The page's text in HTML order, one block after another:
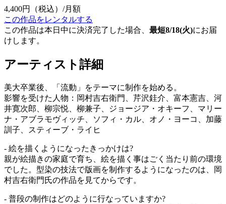
4,400円
（税込）/月額
この作品をレンタルする
この作品は本日中に決済完了した場合、 最短8/18(火)にお届
けします。
アーティスト詳細
美大卒業後、「流動」をテーマに制作を始める。
影響を受けた人物：岡村吉右衛門、芹沢銈介、富本憲吉、河
井寛次郎、柳宗悦、柳兼子、ジョージア・オキーフ、マリー
ナ・アブラモヴィッチ、ソフィ・カル、オノ・ヨーコ、加藤
訓子、スティーブ・ライヒ
- 絵を描くようになったきっかけは?
親が絵描きの家庭で育ち、絵を描く事はごく当たり前の環境
でした。型染の技法で版画を制作するようになったのは、岡
村吉右衛門氏の作品を見てからです。
- 普段の制作はどのように行なっていますか?